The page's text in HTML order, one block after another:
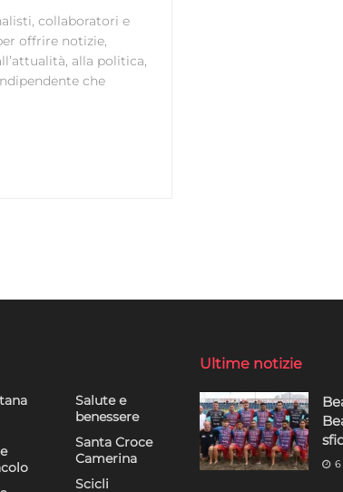
collaboratori e
offrire notizie,
alla politica,
che
Salute e
benessere
Santa Croce
Camerina
Scicli
Ultime notizie
6